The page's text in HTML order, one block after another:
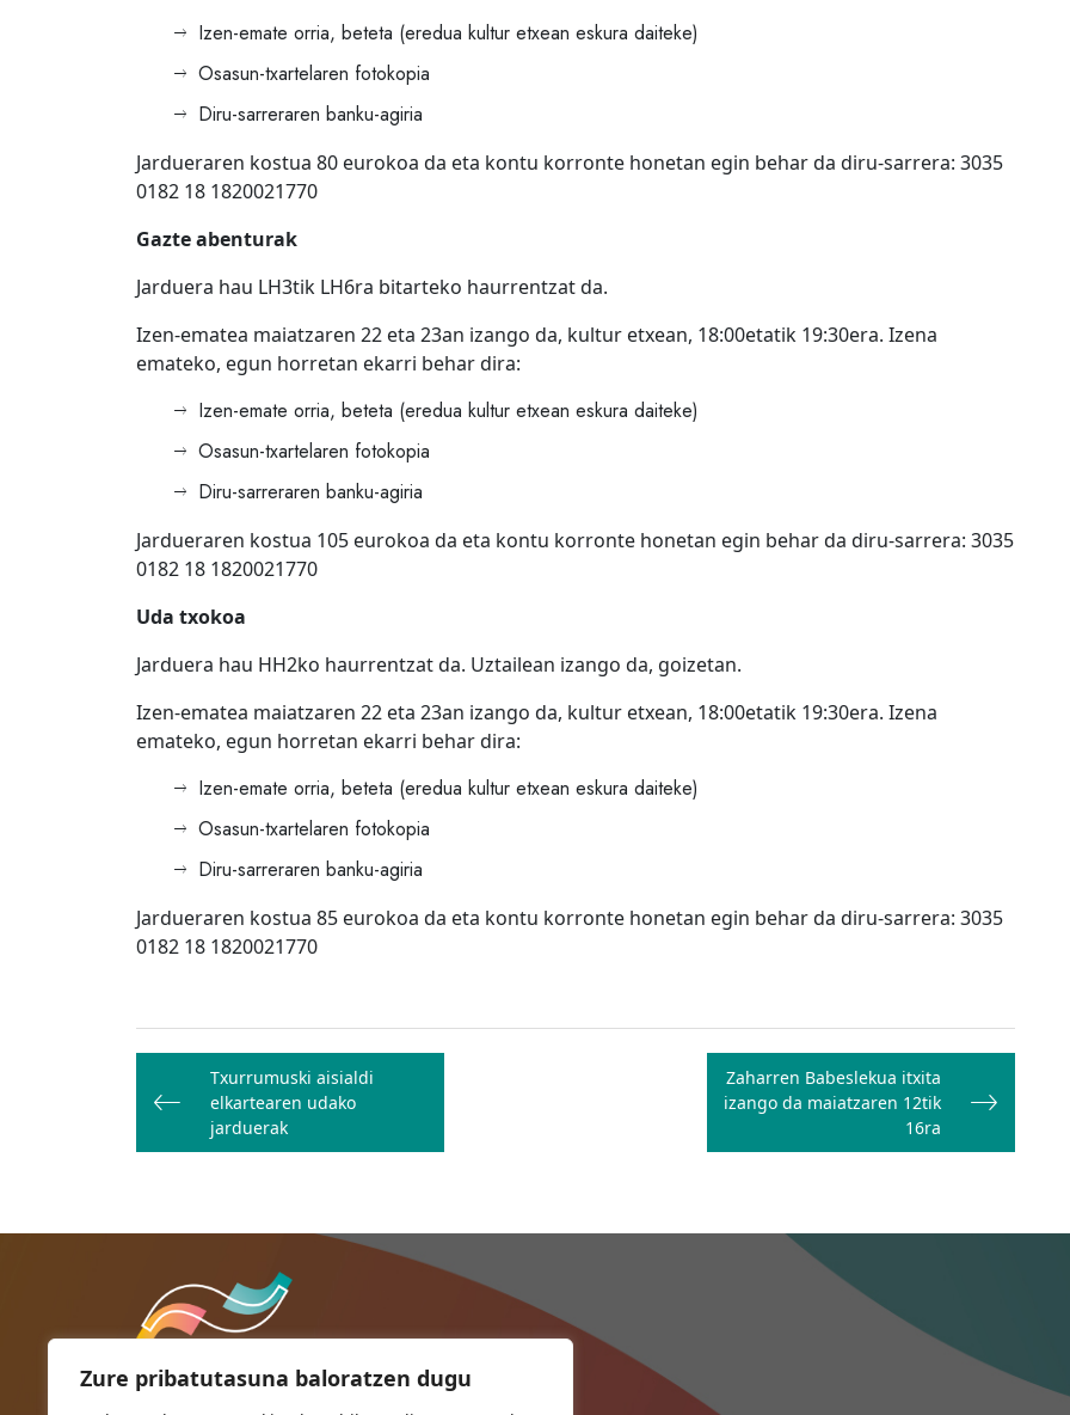
Zure pribatutasuna baloratzen dugu
Izen-emate orria, beteta (eredua kultur etxean eskura daiteke)
Osasun-txartelaren fotokopia
Diru-sarreraren banku-agiria
Jardueraren kostua 80 eurokoa da eta kontu korronte honetan egin behar da diru-sarrera: 3035
0182 18 1820021770
Gazte abenturak
Jarduera hau LH3tik LH6ra bitarteko haurrentzat da.
Izen-ematea maiatzaren 22 eta 23an izango da, kultur etxean, 18:00etatik 19:30era. Izena
emateko, egun horretan ekarri behar dira:
Izen-emate orria, beteta (eredua kultur etxean eskura daiteke)
Osasun-txartelaren fotokopia
Diru-sarreraren banku-agiria
Jardueraren kostua 105 eurokoa da eta kontu korronte honetan egin behar da diru-sarrera: 3035
0182 18 1820021770
Uda txokoa
Jarduera hau HH2ko haurrentzat da. Uztailean izango da, goizetan.
Izen-ematea maiatzaren 22 eta 23an izango da, kultur etxean, 18:00etatik 19:30era. Izena
emateko, egun horretan ekarri behar dira:
Izen-emate orria, beteta (eredua kultur etxean eskura daiteke)
Osasun-txartelaren fotokopia
Diru-sarreraren banku-agiria
Jardueraren kostua 85 eurokoa da eta kontu korronte honetan egin behar da diru-sarrera: 3035
0182 18 1820021770
Bidalketetan
zehar
nabigatu
Txurrumuski aisialdi
elkartearen udako
jarduerak
Zaharren Babeslekua itxita
izango da maiatzaren 12tik
16ra